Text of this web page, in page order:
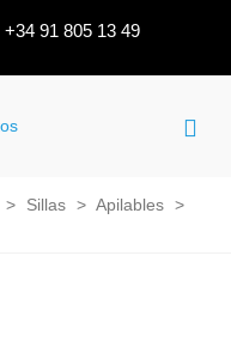
+34 91 805 13 49
> Sillas > Apilables >